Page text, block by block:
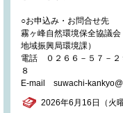
○お申込み・お問合せ先
霧ヶ峰自然環境保全協議
地域振興局環境課）
電話 ０２６６－５７－
８
E-mail suwachi-
2026年6月16日（火